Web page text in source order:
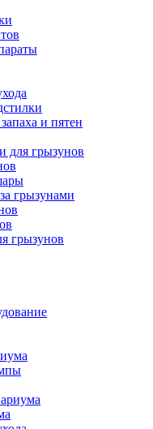
и пятен
для грызунов
грызунами
грызунов